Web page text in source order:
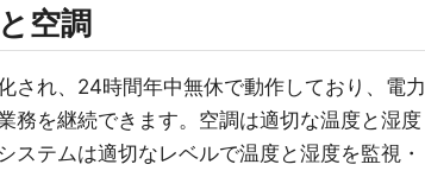
空調
され、24時間年中無休で動作しており、電力
務を継続できます。空調は適切な温度と湿度
ステムは適切なレベルで温度と湿度を監視・